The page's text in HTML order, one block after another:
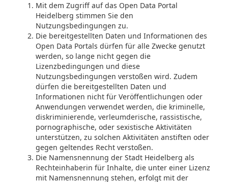
Mit dem Zugriff auf das Open Data Portal
Heidelberg stimmen Sie den
Nutzungsbedingungen zu.
Die bereitgestellten Daten und Informationen des
Open Data Portals dürfen für alle Zwecke genutzt
werden, so lange nicht gegen die
Lizenzbedingungen und diese
Nutzungsbedingungen verstoßen wird. Zudem
dürfen die bereitgestellten Daten und
Informationen nicht für Veröffentlichungen oder
Anwendungen verwendet werden, die kriminelle,
diskriminierende, verleumderische, rassistische,
pornographische, oder sexistische Aktivitäten
unterstützen, zu solchen Aktivitäten anstiften oder
gegen geltendes Recht verstoßen.
Die Namensnennung der Stadt Heidelberg als
Rechteinhaberin für Inhalte, die unter einer Lizenz
mit Namensnennung stehen, erfolgt mit der